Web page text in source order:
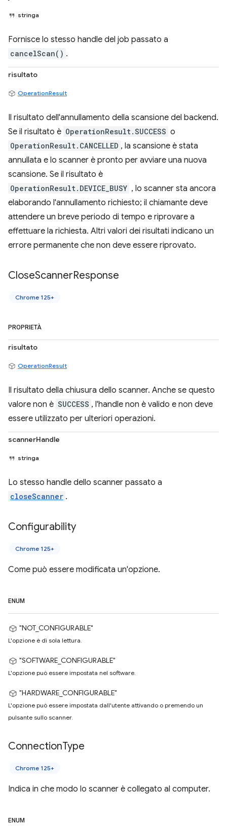
stringa
Fornisce lo stesso handle del job passato a
cancelScan() .
risultato
OperationResult
Il risultato dell'annullamento della scansione del backend.
Se il risultato è OperationResult.SUCCESS o
OperationResult.CANCELLED , la scansione è stata
annullata e lo scanner è pronto per avviare una nuova
scansione. Se il risultato è
OperationResult.DEVICE_BUSY , lo scanner sta ancora
elaborando l'annullamento richiesto; il chiamante deve
attendere un breve periodo di tempo e riprovare a
effettuare la richiesta. Altri valori dei risultati indicano un
errore permanente che non deve essere riprovato.
CloseScannerResponse
Chrome 125+
PROPRIETÀ
risultato
OperationResult
Il risultato della chiusura dello scanner. Anche se questo
valore non è SUCCESS , l'handle non è valido e non deve
essere utilizzato per ulteriori operazioni.
scannerHandle
stringa
Lo stesso handle dello scanner passato a
closeScanner .
Configurability
Chrome 125+
Come può essere modificata un'opzione.
ENUM
"NOT_CONFIGURABLE"
L'opzione è di sola lettura.
"SOFTWARE_CONFIGURABLE"
L'opzione può essere impostata nel software.
"HARDWARE_CONFIGURABLE"
L'opzione può essere impostata dall'utente attivando o premendo un
pulsante sullo scanner.
ConnectionType
Chrome 125+
Indica in che modo lo scanner è collegato al computer.
ENUM